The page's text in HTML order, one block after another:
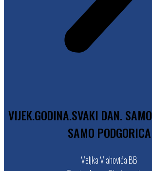
VIJEK.GODINA.SVAKI DAN. SAMO
SAMO PODGORICA
Veljka Vlahovića BB